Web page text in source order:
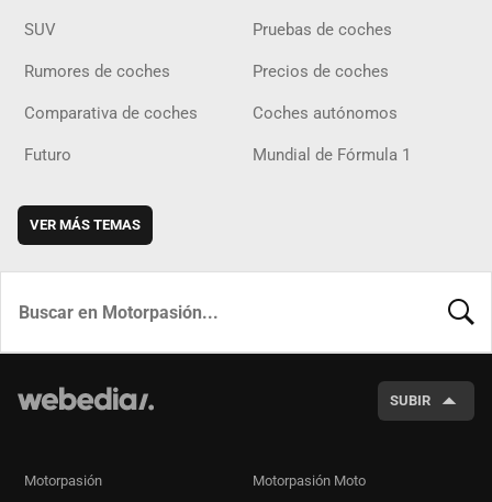
SUV Pruebas de coches
Rumores de coches Precios de coches
Comparativa de coches Coches autónomos
Futuro Mundial de Fórmula 1
VER MÁS TEMAS
SUBIR
Motorpasión Motorpasión Moto